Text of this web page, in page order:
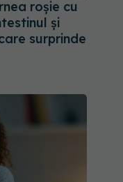
roșie cu
și
surprinde